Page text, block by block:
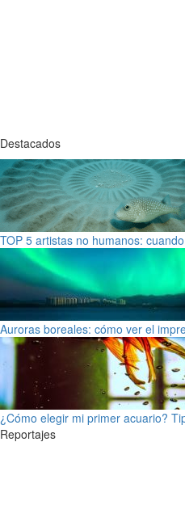
Destacados
TOP 5 artistas no humanos:
Auroras boreales: cómo ver el
¿Cómo elegir mi primer acuario?
Reportajes